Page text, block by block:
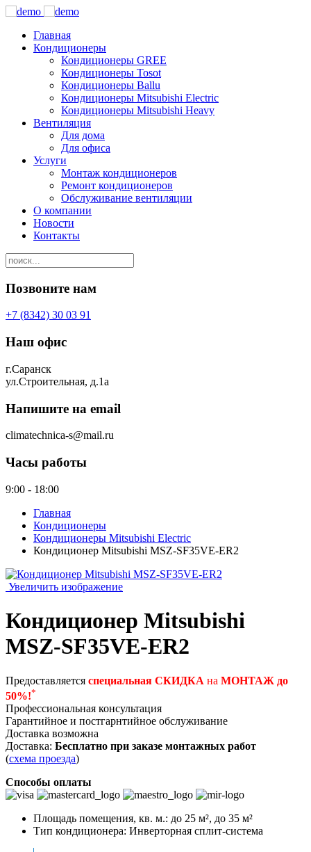
Главная
Кондиционеры
Кондиционеры GREE
Кондиционеры Tosot
Кондиционеры Ballu
Кондиционеры Mitsubishi Electric
Кондиционеры Mitsubishi Heavy
Вентиляция
Для дома
Для офиса
Услуги
Монтаж кондиционеров
Ремонт кондиционеров
Обслуживание вентиляции
О компании
Новости
Контакты
Позвоните нам
+7 (8342) 30 03 91
Наш офис
г.Саранск
ул.Строительная, д.1а
Напишите на email
climatechnica-s@mail.ru
Часы работы
9:00 - 18:00
Главная
Кондиционеры
Кондиционеры Mitsubishi Electric
Кондиционер Mitsubishi MSZ-SF35VE-ER2
Увеличить изображение
Кондиционер Mitsubishi
MSZ-SF35VE-ER2
Предоставляется специальная СКИДКА на МОНТАЖ до
50%!*
Профессиональная консультация
Гарантийное и постгарнтийное обслуживание
Доставка возможна
Доставка: Бесплатно при заказе монтажных работ
(схема проезда)
Способы оплаты
Площадь помещения, кв. м.: до 25 м², до 35 м²
Тип кондиционера: Инверторная сплит-система